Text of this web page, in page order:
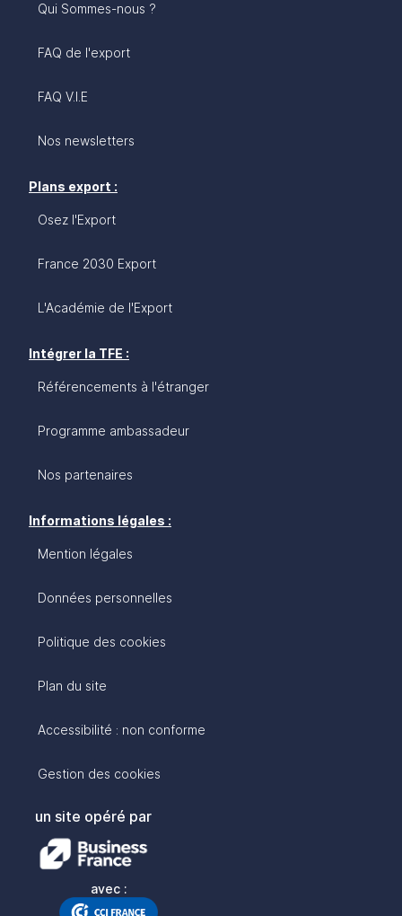
Qui Sommes-nous ?
FAQ de l'export
FAQ V.I.E
Nos newsletters
Plans export :
Osez l'Export
France 2030 Export
L'Académie de l'Export
Intégrer la TFE :
Référencements à l'étranger
Programme ambassadeur
Nos partenaires
Informations légales :
Mention légales
Données personnelles
Politique des cookies
Plan du site
Accessibilité : non conforme
Gestion des cookies
un site opéré par
avec :